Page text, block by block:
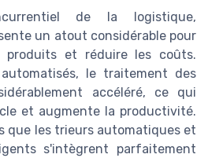
de la logistique,
un atout considérable pour
et réduire les coûts.
le traitement des
accéléré, ce qui
et augmente la productivité.
que les trieurs automatiques et
s'intègrent parfaitement